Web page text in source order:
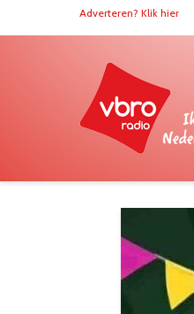
Adverteren? Klik hier